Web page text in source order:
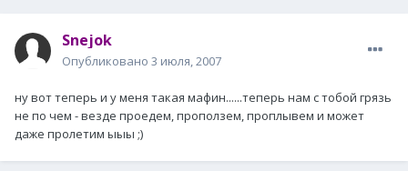
Snejok
Опубликовано 3 июля, 2007
ну вот теперь и у меня такая мафин......теперь нам с тобой грязь
не по чем - везде проедем, проползем, проплывем и может
даже пролетим ыыы ;)